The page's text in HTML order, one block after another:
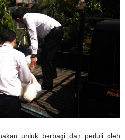
untuk berbagi dan peduli oleh